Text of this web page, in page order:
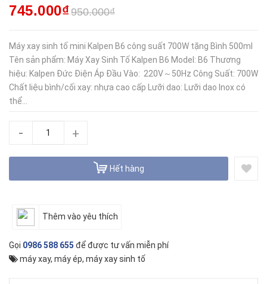
745.000₫950.000₫
Máy xay sinh tố mini Kalpen B6 công suất 700W tặng Bình 500ml
Tên sản phẩm: Máy Xay Sinh Tố Kalpen B6 Model: B6 Thương
hiệu: Kalpen Đức Điện Áp Đầu Vào: 220V～50Hz Công Suất: 700W
Chất liệu bình/cối xay: nhựa cao cấp Lưỡi dao: Lưỡi dao Inox có
thể...
- +
Hết hàng
Thêm vào yêu thích
Gọi 0986 588 655 để được tư vấn miễn phí
máy xay, máy ép, máy xay sinh tố